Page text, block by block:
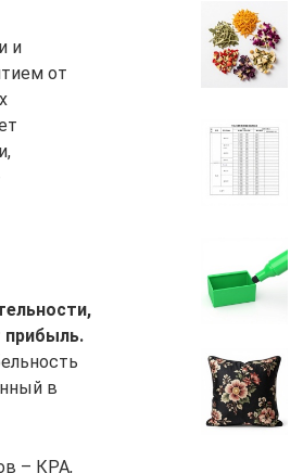
и
от
прибыль.
в
– КРА,